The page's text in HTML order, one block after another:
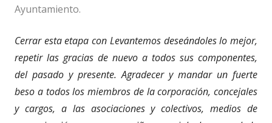
Ayuntamiento.
Cerrar esta etapa con Levantemos deseándoles lo mejor,
repetir las gracias de nuevo a todos sus componentes,
del pasado y presente. Agradecer y mandar un fuerte
beso a todos los miembros de la corporación, concejales
y cargos, a las asociaciones y colectivos, medios de